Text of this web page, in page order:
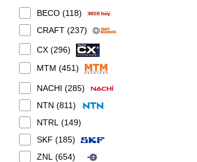
BECO (118)
CRAFT (237)
CX (296)
MTM (451)
NACHI (285)
NTN (811)
NTRL (149)
SKF (185)
ZNL (654)